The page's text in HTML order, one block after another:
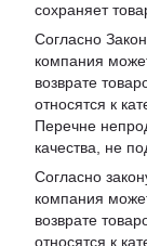
сохраняет
Согласно
компания
возврате
относятся к
Перечне
качества, не
Согласно
компания
возврате
относятся к